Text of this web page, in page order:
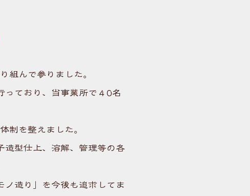
組んで参りました。
っており、当事業所で４0名
制を整えました。
造型仕上、溶解、管理等の各
ノ造り」を今後も追求してま